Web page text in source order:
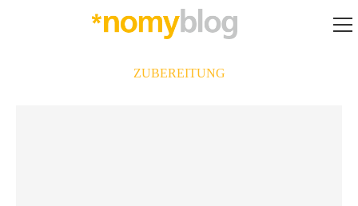
ZUBEREITUNG